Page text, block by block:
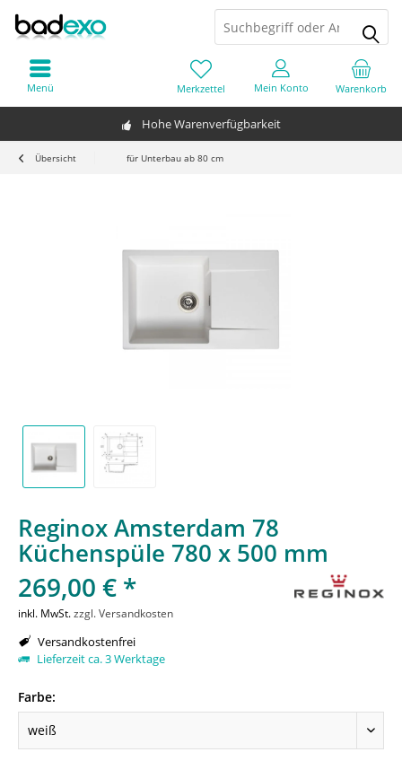
Hohe Warenverfügbarkeit
Warenkorb
Merkzettel Mein Konto
Menü
Übersicht für Unterbau ab 80 cm
Reginox Amsterdam 78
Küchenspüle 780 x 500 mm
269,00 € *
inkl. MwSt.zzgl. Versandkosten
Versandkostenfrei
Lieferzeit ca. 3 Werktage
Farbe: